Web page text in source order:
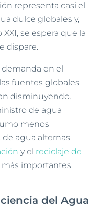
representa casi el
dulce globales y,
se espera que la
dispare.
en el
fuentes globales
disminuyendo.
de agua
menos
agua alternas
y el reciclaje de
más importantes
del Agua